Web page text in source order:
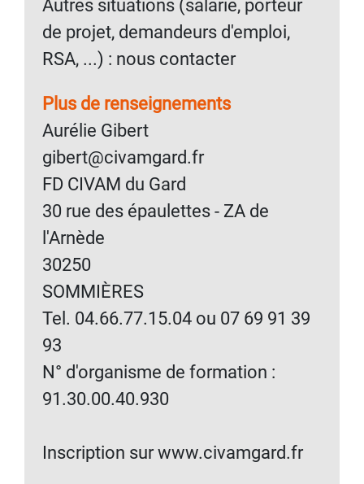
Autres situations (salarié, porteur
de projet, demandeurs d'emploi,
RSA, ...) : nous contacter
Plus de renseignements
Aurélie Gibert
gibert@civamgard.fr
FD CIVAM du Gard
30 rue des épaulettes - ZA de
l'Arnède
30250
SOMMIÈRES
Tel. 04.66.77.15.04 ou 07 69 91 39
93
N° d'organisme de formation :
91.30.00.40.930
Inscription sur www.civamgard.fr